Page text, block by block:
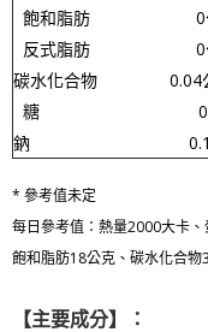
飽和脂肪
反式脂肪
碳水化合物
糖
鈉
* 參考值未定
每日參考值：熱量2000大卡
飽和脂肪18公克、碳水化合
【主要成分】：